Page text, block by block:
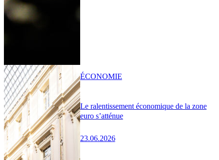
Le ralentissement économique de la zone
euro s’atténue
23.06.2026
ÉCONOMIE